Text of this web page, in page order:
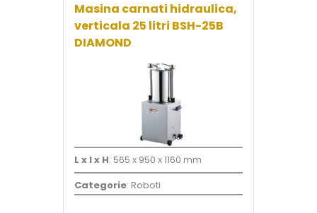
Masina carnati hidraulica,
verticala 25 litri BSH-25B
DIAMOND
L x l x H: 565 x 950 x 1160 mm
Categorie: Roboti